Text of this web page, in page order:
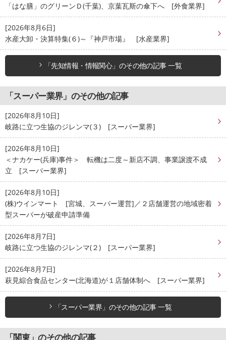
「はな膳」のグリーンＤ(千葉)、京葉瓦斯の傘下へ [外食業界]
[2026年8月6日]
水産大卸・決算特集(６)～『神戸市場』 [水産業界]
「先知情報・情報関心」のその他の記事 一覧
「スーパー業界」のその他の記事
[2026年8月10日]
岐路に立つ生協のジレンマ(３) [スーパー業界]
[2026年8月10日]
＜ナカケー(兵庫)事件＞ 転機は二度～新店不調、事業譲渡不成
立 [スーパー業界]
[2026年8月10日]
(株)ウインマート [宮城、スーパー運営]／２店舗運営の地域密着
型スーパーが破産申請準備
[2026年8月7日]
岐路に立つ生協のジレンマ(２) [スーパー業界]
[2026年8月7日]
萩見綜合食品センター(北海道)が１店舗体制へ [スーパー業界]
「スーパー業界」のその他の記事 一覧
「関東」のその他の記事